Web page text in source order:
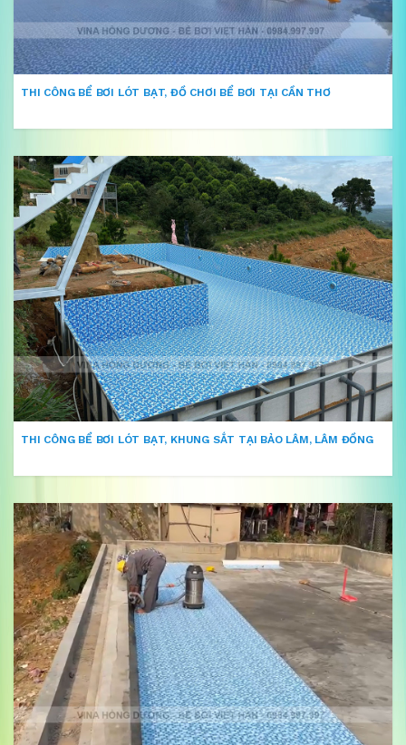
THI CÔNG BỂ BƠI LÓT BẠT, ĐỒ CHƠI BỂ BƠI TẠI CẦN THƠ
THI CÔNG BỂ BƠI LÓT BẠT, KHUNG SẮT TẠI BẢO LÂM, LÂM ĐỒNG